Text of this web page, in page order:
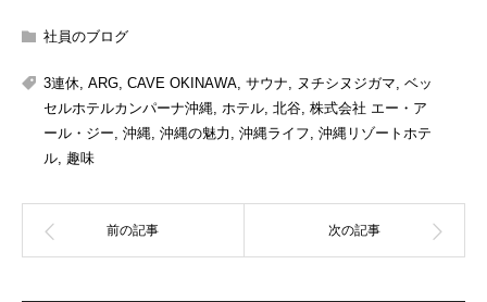
社員のブログ
3連休, ARG, CAVE OKINAWA, サウナ, ヌチシヌジガマ, ベッ
セルホテルカンパーナ沖縄, ホテル, 北谷, 株式会社 エー・ア
ール・ジー, 沖縄, 沖縄の魅力 , 沖縄ライフ, 沖縄リゾートホテ
ル, 趣味